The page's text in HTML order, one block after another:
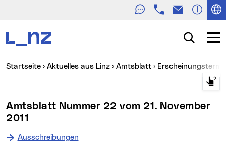
TelefonE-Mail
Suche
Sie sind hier:
Startseite Aktuelles aus Linz Amtsblatt
Amtsblatt Nummer 22 vom 21. November
2011
Ausschreibungen